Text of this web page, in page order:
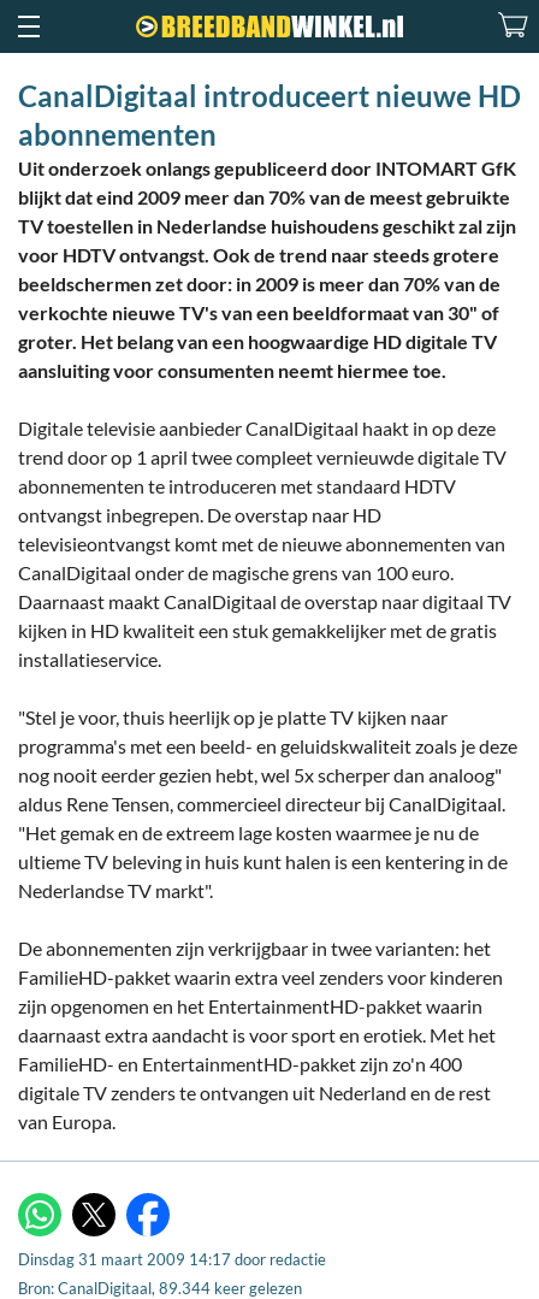
CanalDigitaal introduceert nieuwe HD
abonnementen
Uit onderzoek onlangs gepubliceerd door INTOMART GfK
blijkt dat eind 2009 meer dan 70% van de meest gebruikte
TV toestellen in Nederlandse huishoudens geschikt zal zijn
voor HDTV ontvangst. Ook de trend naar steeds grotere
beeldschermen zet door: in 2009 is meer dan 70% van de
verkochte nieuwe TV's van een beeldformaat van 30" of
groter. Het belang van een hoogwaardige HD digitale TV
aansluiting voor consumenten neemt hiermee toe.
Digitale televisie aanbieder CanalDigitaal haakt in op deze
trend door op 1 april twee compleet vernieuwde digitale TV
abonnementen te introduceren met standaard HDTV
ontvangst inbegrepen. De overstap naar HD
televisieontvangst komt met de nieuwe abonnementen van
CanalDigitaal onder de magische grens van 100 euro.
Daarnaast maakt CanalDigitaal de overstap naar digitaal TV
kijken in HD kwaliteit een stuk gemakkelijker met de gratis
installatieservice.
"Stel je voor, thuis heerlijk op je platte TV kijken naar
programma's met een beeld- en geluidskwaliteit zoals je deze
nog nooit eerder gezien hebt, wel 5x scherper dan analoog"
aldus Rene Tensen, commercieel directeur bij CanalDigitaal.
"Het gemak en de extreem lage kosten waarmee je nu de
ultieme TV beleving in huis kunt halen is een kentering in de
Nederlandse TV markt".
De abonnementen zijn verkrijgbaar in twee varianten: het
FamilieHD-pakket waarin extra veel zenders voor kinderen
zijn opgenomen en het EntertainmentHD-pakket waarin
daarnaast extra aandacht is voor sport en erotiek. Met het
FamilieHD- en EntertainmentHD-pakket zijn zo'n 400
digitale TV zenders te ontvangen uit Nederland en de rest
van Europa.
WhatsApp
X Facebook
Dinsdag 31 maart 2009 14:17 door redactie
Bron: CanalDigitaal, 89.344 keer gelezen